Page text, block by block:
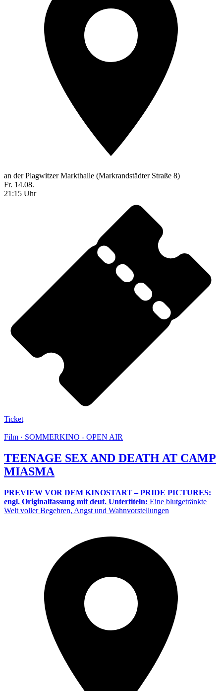
an der Plagwitzer Markthalle (Markrandstädter Straße 8)
Fr. 14.08.
21:15 Uhr
Ticket
Film · SOMMERKINO - OPEN AIR
TEENAGE SEX AND DEATH AT CAMP
MIASMA
PREVIEW VOR DEM KINOSTART – PRIDE PICTURES:
engl. Originalfassung mit deut. Untertiteln: Eine blutgetränkte
Welt voller Begehren, Angst und Wahnvorstellungen